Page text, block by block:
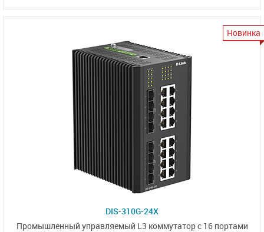
Новинка
DIS-310G-24X
Промышленный управляемый L3 коммутаторс 16 портами